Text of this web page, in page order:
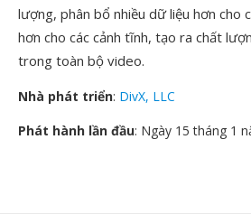
lượng, phân bổ nhiều dữ liệu hơn cho
hơn cho các cảnh tĩnh, tạo ra chất
trong toàn bộ video.
Nhà phát triển: DivX, LLC
Phát hành lần đầu: Ngày 15 tháng 1